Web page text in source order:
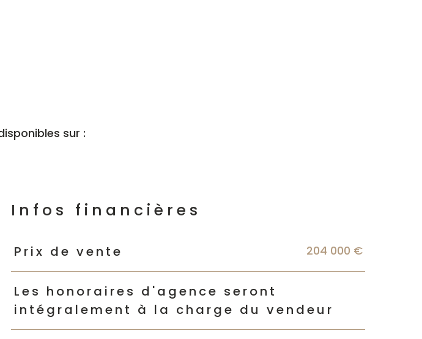
sur :
Infos financières
Caractéristiques Valeurs
Prix de vente 204 000 €
Les honoraires d'agence seront
intégralement à la charge du vendeur